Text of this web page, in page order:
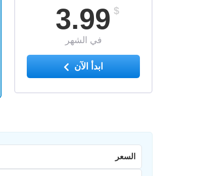
$
3.99
في الشهر
ابدأ الآن
السعر